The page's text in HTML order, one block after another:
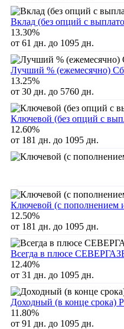
Вклад (без опций с
13.30%
от 61 дн. до 1095 дн.
Лучший % (ежемесячно)
13.25%
от 30 дн. до 5760 дн.
Ключевой (без опций с
12.60%
от 181 дн. до 1095 дн.
Ключевой (с пополнением
12.50%
от 181 дн. до 1095 дн.
Всегда в плюсе
12.40%
от 31 дн. до 1095 дн.
Доходный (в конце срока)
11.80%
от 91 дн. до 1095 дн.